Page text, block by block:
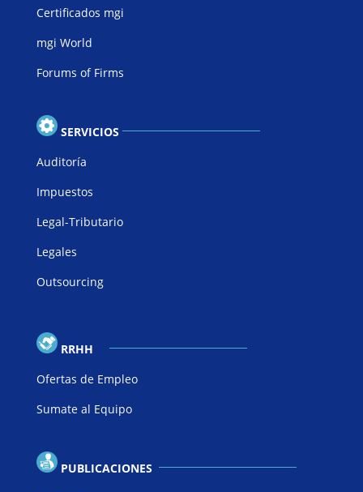
Certificados mgi
mgi World
Forums of Firms
SERVICIOS
Auditoría
Impuestos
Legal-Tributario
Legales
Outsourcing
RRHH
Ofertas de Empleo
Sumate al Equipo
PUBLICACIONES